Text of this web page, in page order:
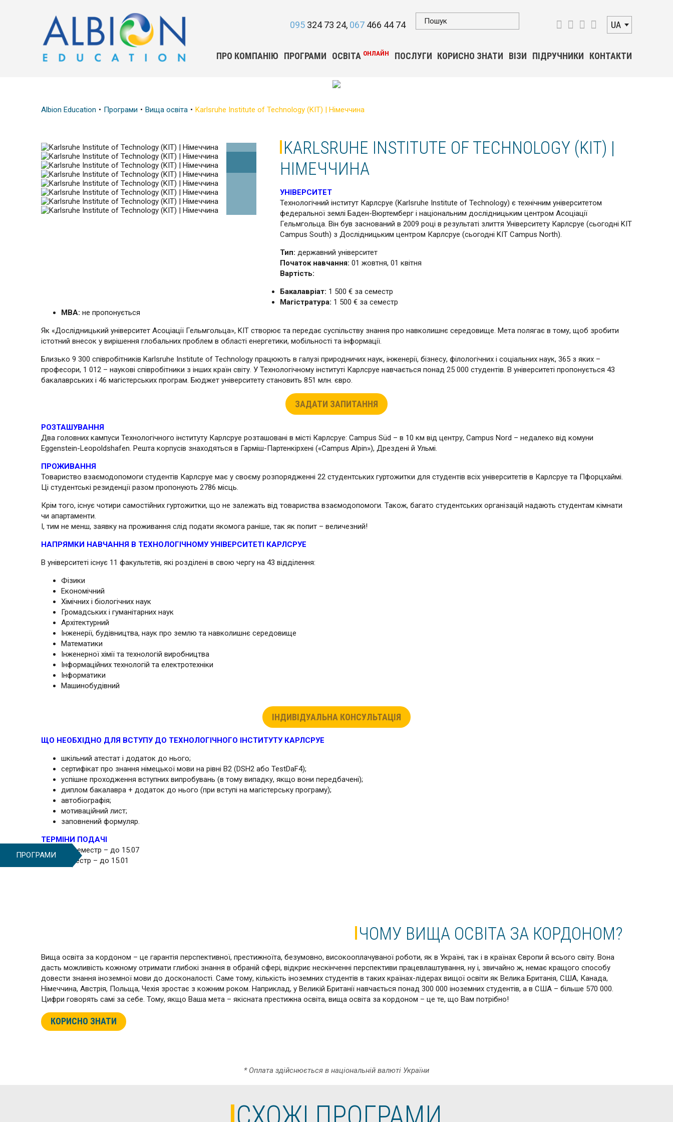
095 324 73 24 067 466 44 74 UA
ПРО КОМПАНІЮ ПРОГРАМИ ОСВІТА ОНЛАЙН ПОСЛУГИ КОРИСНО ЗНАТИ ВІЗИ ПІДРУЧНИКИ КОНТАКТИ
Albion Education Програми Вища освіта Karlsruhe Institute of Technology (KIT) | Німеччина
KARLSRUHE INSTITUTE OF TECHNOLOGY (KIT) |
НІМЕЧЧИНА
УНІВЕРСИТЕТ
Технологічний інститут Карлсруе (Karlsruhe Institute of Technology) є технічним університетом
федеральної землі Баден-Вюртемберг і національним дослідницьким центром Асоціації
Гельмгольца. Він був заснований в 2009 році в результаті злиття Університету Карлсруе (сьогодні KIT
Campus South) з Дослідницьким центром Карлсруе (сьогодні KIT Campus North).
Тип: державний університет
Початок навчання: 01 жовтня, 01 квітня
Вартість:
Бакалавріат: 1 500 € за семестр
Магістратура: 1 500 € за семестр
МВА: не пропонується
Як «Дослідницький університет Асоціації Гельмгольца», KIT створює та передає суспільству знання про навколишнє середовище. Мета полягає в тому, щоб зробити
істотний внесок у вирішення глобальних проблем в області енергетики, мобільності та інформації.
Близько 9 300 співробітників Karlsruhe Institute of Technology працюють в галузі природничих наук, інженерії, бізнесу, філологічних і соціальних наук, 365 з яких –
професори, 1 012 – наукові співробітники з інших країн світу. У Технологічному інституті Карлсруе навчається понад 25 000 студентів. В університеті пропонується 43
бакалаврських і 46 магістерських програм. Бюджет університету становить 851 млн. євро.
ЗАДАТИ ЗАПИТАННЯ
РОЗТАШУВАННЯ
Два головних кампуси Технологічного інституту Карлсруе розташовані в місті Карлсруе: Campus Süd – в 10 км від центру, Campus Nord – недалеко від комуни
Eggenstein-Leopoldshafen. Решта корпусів знаходяться в Гарміш-Партенкірхені («Campus Alpin»), Дрездені й Ульмі.
ПРОЖИВАННЯ
Товариство взаємодопомоги студентів Карлсруе має у своєму розпорядженні 22 студентських гуртожитки для студентів всіх університетів в Карлсруе та Пфорцхаймі.
Ці студентські резиденції разом пропонують 2786 місць.
Крім того, існує чотири самостійних гуртожитки, що не залежать від товариства взаємодопомоги. Також, багато студентських організацій надають студентам кімнати
чи апартаменти.
І, тим не менш, заявку на проживання слід подати якомога раніше, так як попит – величезний!
НАПРЯМКИ НАВЧАННЯ В ТЕХНОЛОГІЧНОМУ УНІВЕРСИТЕТІ КАРЛСРУЕ
В університеті існує 11 факультетів, які розділені в свою чергу на 43 відділення:
Фізики
Економічний
Хімічних і біологічних наук
Громадських і гуманітарних наук
Архітектурний
Інженерії, будівництва, наук про землю та навколишнє середовище
Математики
Інженерної хімії та технологій виробництва
Інформаційних технологій та електротехніки
Інформатики
Машинобудівний
ІНДИВІДУАЛЬНА КОНСУЛЬТАЦІЯ
ЩО НЕОБХІДНО ДЛЯ ВСТУПУ ДО ТЕХНОЛОГІЧНОГО ІНСТИТУТУ КАРЛСРУЕ
шкільний атестат і додаток до нього;
сертифікат про знання німецької мови на рівні В2 (DSH2 або TestDaF4);
успішне проходження вступних випробувань (в тому випадку, якщо вони передбачені);
диплом бакалавра + додаток до нього (при вступі на магістерську програму);
автобіографія;
мотиваційний лист;
заповнений формуляр.
ТЕРМІНИ ПОДАЧІ
Зимовий семестр – до 15.07
Літній семестр – до 15.01
ЧОМУ ВИЩА ОСВІТА ЗА КОРДОНОМ?
Вища освіта за кордоном – це гарантія перспективної, престижноїта, безумовно, високооплачуваної роботи, як в Україні, так і в країнах Європи й всього світу. Вона
дасть можливість кожному отримати глибокі знання в обраній сфері, відкриє нескінченні перспективи працевлаштування, ну і, звичайно ж, немає кращого способу
довести знання іноземної мови до досконалості. Саме тому, кількість іноземних студентів в таких країнах-лідерах вищої освіти як Велика Британія, США, Канада,
Німеччина, Австрія, Польща, Чехія зростає з кожним роком. Наприклад, у Великій Британії навчається понад 300 000 іноземних студентів, а в США – більше 570 000.
Цифри говорять самі за себе. Тому, якщо Ваша мета – якісната престижна освіта, вища освіта за кордоном – це те, що Вам потрібно!
КОРИСНО ЗНАТИ
* Оплата здійснюється в національній валюті України
ПРОГРАМИ